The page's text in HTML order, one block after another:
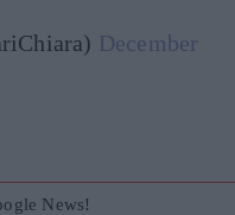
December
News!